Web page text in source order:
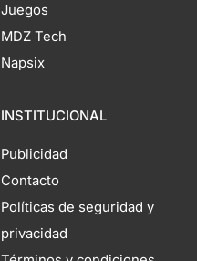
Juegos
MDZ Tech
Napsix
INSTITUCIONAL
Publicidad
Contacto
Políticas de seguridad y
privacidad